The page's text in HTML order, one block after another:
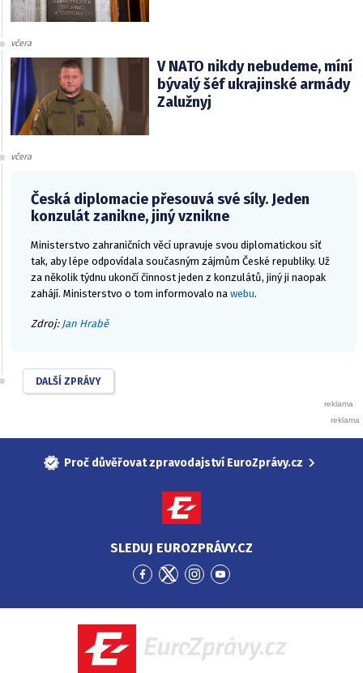
včera
V NATO nikdy nebudeme, míní
bývalý šéf ukrajinské armády
Zalužnyj
včera
Česká diplomacie přesouvá své síly. Jeden
konzulát zanikne, jiný vznikne
Ministerstvo zahraničních věcí upravuje svou diplomatickou síť
tak, aby lépe odpovídala současným zájmům České republiky. Už
za několik týdnu ukončí činnost jeden z konzulátů, jiný ji naopak
zahájí. Ministerstvo o tom informovalo na webu.
Zdroj: Jan Hrabě
DALŠÍ ZPRÁVY
Proč důvěřovat zpravodajství EuroZprávy.cz
SLEDUJ EUROZPRÁVY.CZ
Přejít
Facebook
Přejít
Twitter
Přejít
Instagram
Přejít
YouTube
EuroZprávy.cz